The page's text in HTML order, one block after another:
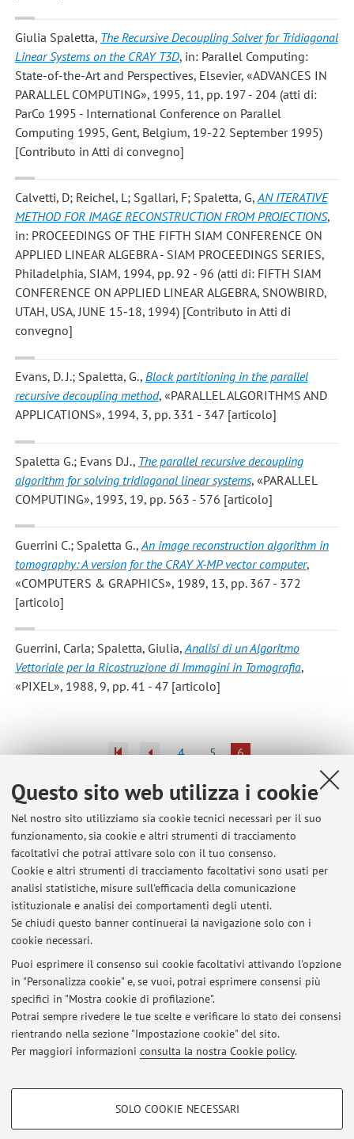
Questo sito web utilizza i cookie
Nel nostro sito utilizziamo sia cookie tecnici necessari per il suo
funzionamento, sia cookie e altri strumenti di tracciamento
facoltativi che potrai attivare solo con il tuo consenso.
Cookie e altri strumenti di tracciamento facoltativi sono usati per
analisi statistiche, misure sull'efficacia della comunicazione
istituzionale e analisi dei comportamenti degli utenti.
Se chiudi questo banner continuerai la navigazione solo con i
cookie necessari.
Puoi esprimere il consenso sui cookie facoltativi attivando l'opzione
in "Personalizza cookie" e, se vuoi, potrai esprimere consensi più
specifici in "Mostra cookie di profilazione".
Potrai sempre rivedere le tue scelte e verificare lo stato dei consensi
rientrando nella sezione "Impostazione cookie" del sito.
Per maggiori informazioni consulta la nostra Cookie policy.
COOKIE DI PROFILAZIONE - FACOLTATIVI
SOLO COOKIE NECESSARI
Giulia Spaletta, The Recursive Decoupling Solver for Tridiagonal
Linear Systems on the CRAY T3D, in: Parallel Computing:
State-of-the-Art and Perspectives, Elsevier, «ADVANCES IN
PARALLEL COMPUTING», 1995, 11, pp. 197 - 204 (atti di:
ParCo 1995 - International Conference on Parallel
Computing 1995, Gent, Belgium, 19-22 September 1995)
[Contributo in Atti di convegno]
Calvetti, D; Reichel, L; Sgallari, F; Spaletta, G,AN ITERATIVE
METHOD FOR IMAGE RECONSTRUCTION FROM PROJECTIONS,
in: PROCEEDINGS OF THE FIFTH SIAM CONFERENCE ON
APPLIED LINEAR ALGEBRA - SIAM PROCEEDINGS SERIES,
Philadelphia, SIAM, 1994, pp. 92 - 96 (atti di: FIFTH SIAM
CONFERENCE ON APPLIED LINEAR ALGEBRA, SNOWBIRD,
UTAH, USA, JUNE 15-18, 1994) [Contributo in Atti di
convegno]
Evans, D. J.; Spaletta, G., Block partitioning in the parallel
recursive decoupling method, «PARALLEL ALGORITHMS AND
APPLICATIONS», 1994, 3, pp. 331 - 347 [articolo]
Spaletta G.; Evans D.J., The parallel recursive decoupling
algorithm for solving tridiagonal linear systems, «PARALLEL
COMPUTING», 1993, 19, pp. 563 - 576 [articolo]
Guerrini C.; Spaletta G.,An image reconstruction algorithm in
tomography: A version for the CRAY X-MP vector computer,
«COMPUTERS & GRAPHICS», 1989, 13, pp. 367 - 372
[articolo]
Guerrini, Carla; Spaletta, Giulia,Analisi di un Algoritmo
Vettoriale per la Ricostruzione di Immagini in Tomografia,
«PIXEL», 1988, 9, pp. 41 - 47 [articolo]
4 5 6
Pubblicazioni antecedenti il 2004
Ultimi avvisi
MC 2025-202 gruppi e temi per il progetto d'esame: dead-line
Pubblicato il: 12 maggio 2026
MC 2024-2025 gruppi e temi per il progetto d'esame: dead-line
Pubblicato il: 27 aprile 2025
MC 2023-2024 - gruppi e temi per il progetto d'esame : dead-line
Pubblicato il: 08 aprile 2024
Area riservata